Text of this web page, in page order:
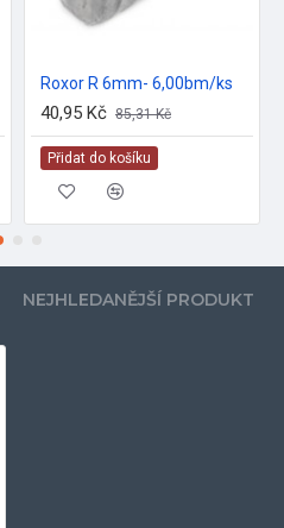
Roxor R 6mm- 6,00bm/ks
40,95 Kč 85,31 Kč
Přidat do košíku
NEJHLEDANĚJŠÍ PRODUKT